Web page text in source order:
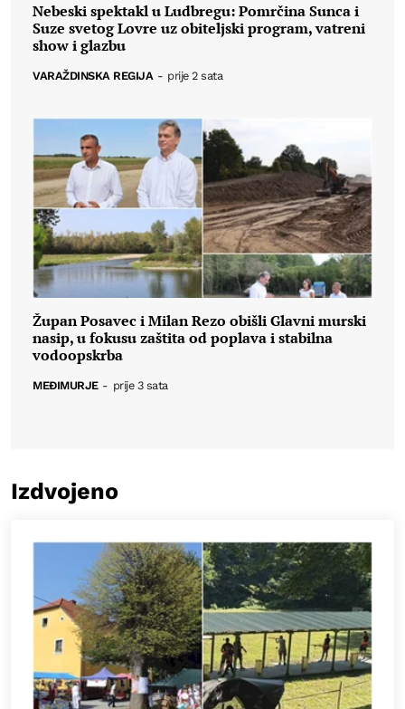
Nebeski spektakl u Ludbregu: Pomrčina Sunca i
Suze svetog Lovre uz obiteljski program, vatreni
show i glazbu
VARAŽDINSKA REGIJA - prije 2 sata
Župan Posavec i Milan Rezo obišli Glavni murski
nasip, u fokusu zaštita od poplava i stabilna
vodoopskrba
MEĐIMURJE - prije 3 sata
Izdvojeno